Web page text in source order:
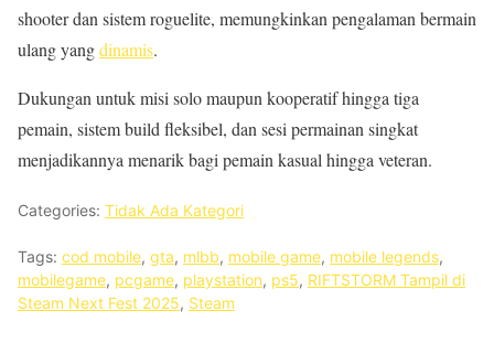
shooter dan sistem roguelite, memungkinkan pengalaman bermain
ulang yangdinamis.
Dukungan untuk misi solo maupun kooperatif hingga tiga
pemain, sistem build fleksibel, dan sesi permainan singkat
menjadikannya menarik bagi pemain kasual hingga veteran.
Categories: Tidak Ada Kategori
Tags: cod mobile, gta, mlbb, mobile game, mobile legends,
mobilegame, pcgame, playstation, ps5, RIFTSTORM Tampil di
Steam Next Fest 2025, Steam